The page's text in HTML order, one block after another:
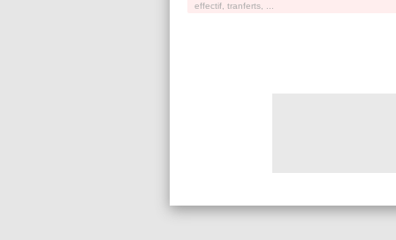
effectif, tranferts, ...